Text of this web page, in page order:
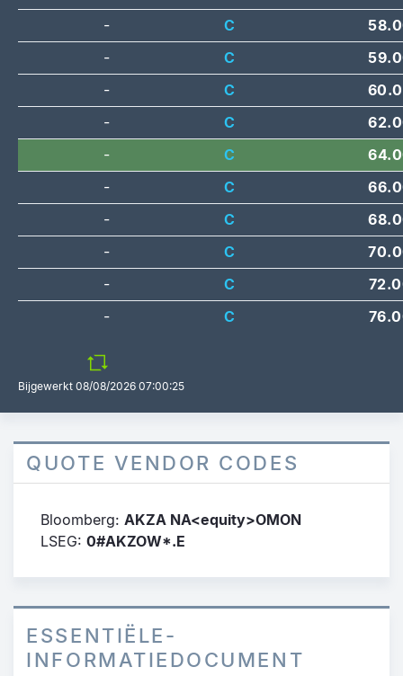
-
C
-
C
-
C
-
C
-
C
-
C
-
C
-
C
-
C
-
C
Bijgewerkt 08/08/2026 07:00:25
QUOTE VENDOR CODES
Bloomberg: AKZA NA<equity>OMON
LSEG: 0#AKZOW*.E
ESSENTIËLE-
INFORMATIEDOCUMENT